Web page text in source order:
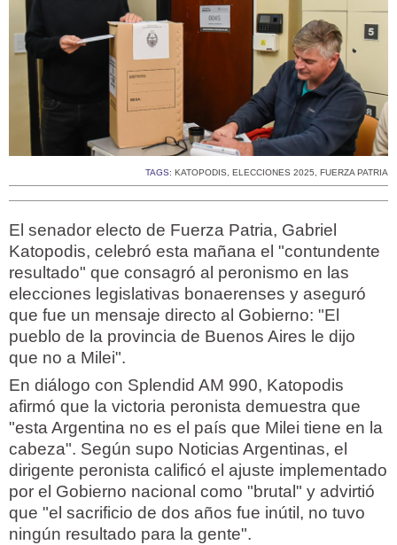
TAGS: KATOPODIS, ELECCIONES 2025, FUERZA PATRIA
El senador electo de Fuerza Patria, Gabriel
Katopodis, celebró esta mañana el "contundente
resultado" que consagró al peronismo en las
elecciones legislativas bonaerenses y aseguró
que fue un mensaje directo al Gobierno: "El
pueblo de la provincia de Buenos Aires le dijo
que no a Milei".
En diálogo con Splendid AM 990, Katopodis
afirmó que la victoria peronista demuestra que
"esta Argentina no es el país que Milei tiene en la
cabeza". Según supo Noticias Argentinas, el
dirigente peronista calificó el ajuste implementado
por el Gobierno nacional como "brutal" y advirtió
que "el sacrificio de dos años fue inútil, no tuvo
ningún resultado para la gente".